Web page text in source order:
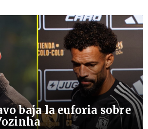
baja la euforia sobre